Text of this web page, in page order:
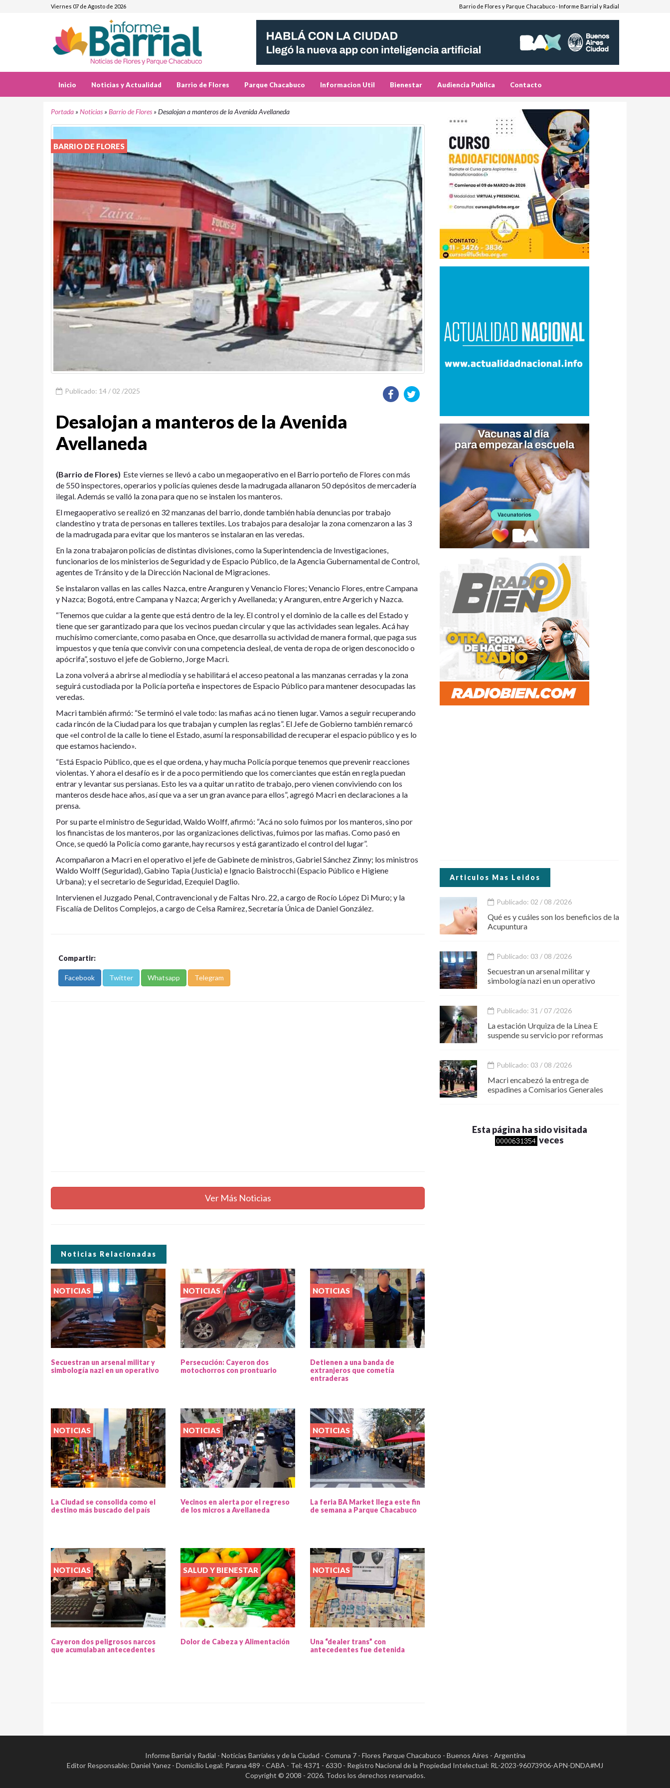
Viernes 07 de Agosto de 2026 Barrio de Flores y Parque Chacabuco - Informe Barrial y Radial
Inicio Noticias y Actualidad Barrio de Flores Parque Chacabuco Informacion Util Bienestar Audiencia Publica Contacto
Portada »Noticias »Barrio de Flores »Desalojan a manteros de la Avenida Avellaneda
BARRIO DE FLORES
Publicado: 14 / 02 /2025
Desalojan a manteros de la Avenida
Avellaneda
(Barrio de Flores) Este viernes se llevó a cabo un megaoperativo en el Barrio porteño de Flores con más
de 550 inspectores, operarios y policías quienes desde la madrugada allanaron 50 depósitos de mercadería
ilegal. Además se valló la zona para que no se instalen los manteros.
El megaoperativo se realizó en 32 manzanas del barrio, donde también había denuncias por trabajo
clandestino y trata de personas en talleres textiles. Los trabajos para desalojar la zona comenzaron a las 3
de la madrugada para evitar que los manteros se instalaran en las veredas.
En la zona trabajaron policías de distintas divisiones, como la Superintendencia de Investigaciones,
funcionarios de los ministerios de Seguridad y de Espacio Público, de la Agencia Gubernamental de Control,
agentes de Tránsito y de la Dirección Nacional de Migraciones.
Se instalaron vallas en las calles Nazca, entre Aranguren y Venancio Flores; Venancio Flores, entre Campana
y Nazca; Bogotá, entre Campana y Nazca; Argerich y Avellaneda; y Aranguren, entre Argerich y Nazca.
“Tenemos que cuidar a la gente que está dentro de la ley. El control y el dominio de la calle es del Estado y
tiene que ser garantizado para que los vecinos puedan circular y que las actividades sean legales. Acá hay
muchísimo comerciante, como pasaba en Once, que desarrolla su actividad de manera formal, que paga sus
impuestos y que tenía que convivir con una competencia desleal, de venta de ropa de origen desconocido o
apócrifa”, sostuvo el jefe de Gobierno, Jorge Macri.
La zona volverá a abrirse al mediodía y se habilitará el acceso peatonal a las manzanas cerradas y la zona
seguirá custodiada por la Policía porteña e inspectores de Espacio Público para mantener desocupadas las
veredas.
Macri también afirmó: “Se terminó el vale todo: las mafias acá no tienen lugar. Vamos a seguir recuperando
cada rincón de la Ciudad para los que trabajan y cumplen las reglas”. El Jefe de Gobierno también remarcó
que «el control de la calle lo tiene el Estado, asumí la responsabilidad de recuperar el espacio público y es lo
que estamos haciendo».
“Está Espacio Público, que es el que ordena, y hay mucha Policía porque tenemos que prevenir reacciones
violentas. Y ahora el desafío es ir de a poco permitiendo que los comerciantes que están en regla puedan
entrar y levantar sus persianas. Esto les va a quitar un ratito de trabajo, pero vienen conviviendo con los
manteros desde hace años, así que va a ser un gran avance para ellos”, agregó Macri en declaraciones a la
prensa.
Por su parte el ministro de Seguridad, Waldo Wolff, afirmó: “Acá no solo fuimos por los manteros, sino por
los financistas de los manteros, por las organizaciones delictivas, fuimos por las mafias. Como pasó en
Once, se quedó la Policía como garante, hay recursos y está garantizado el control del lugar”.
Acompañaron a Macri en el operativo el jefe de Gabinete de ministros, Gabriel Sánchez Zinny; los ministros
Waldo Wolff (Seguridad), Gabino Tapia (Justicia) e Ignacio Baistrocchi (Espacio Público e Higiene
Urbana); y el secretario de Seguridad, Ezequiel Daglio.
Intervienen el Juzgado Penal, Contravencional y de Faltas Nro. 22, a cargo de Rocío López Di Muro; y la
Fiscalía de Delitos Complejos, a cargo de Celsa Ramírez, Secretaría Única de Daniel González.
Compartir:
Facebook Twitter Whatsapp Telegram
Ver Más Noticias
Noticias Relacionadas
NOTICIAS
Secuestran un arsenal militar y
simbología nazi en un operativo
NOTICIAS
Persecución: Cayeron dos
motochorros con prontuario
NOTICIAS
Detienen a una banda de
extranjeros que cometía
entraderas
NOTICIAS
La Ciudad se consolida como el
destino más buscado del país
NOTICIAS
Vecinos en alerta por el regreso
de los micros a Avellaneda
NOTICIAS
La feria BA Market llega este fin
de semana a Parque Chacabuco
NOTICIAS
Cayeron dos peligrosos narcos
que acumulaban antecedentes
SALUD Y BIENESTAR
Dolor de Cabeza y Alimentación
NOTICIAS
Una “dealer trans” con
antecedentes fue detenida
Articulos Mas Leidos
Publicado: 02 / 08 /2026
Qué es y cuáles son los beneficios de la
Acupuntura
Publicado: 03 / 08 /2026
Secuestran un arsenal militar y
simbología nazi en un operativo
Publicado: 31 / 07 /2026
La estación Urquiza de la Línea E
suspende su servicio por reformas
Publicado: 03 / 08 /2026
Macri encabezó la entrega de
espadines a Comisarios Generales
Esta página ha sido visitada
veces
Informe Barrial y Radial - Noticias Barriales y de la Ciudad - Comuna 7 - Flores Parque Chacabuco - Buenos Aires - Argentina
Editor Responsable: Daniel Yanez - Domicilio Legal: Parana 489 - CABA - Tel: 4371 - 6330 - Registro Nacional de la Propiedad Intelectual: RL-2023-96073906-APN-DNDA#MJ
Copyright © 2008 - 2026. Todos los derechos reservados.